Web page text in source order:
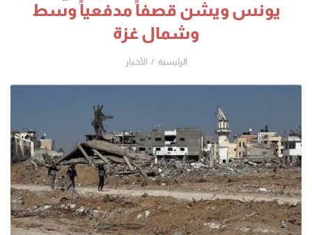
يونس ويشن قصفاً مدفعياً وسط
وشمال غزة
الرئيسية الأخـبار